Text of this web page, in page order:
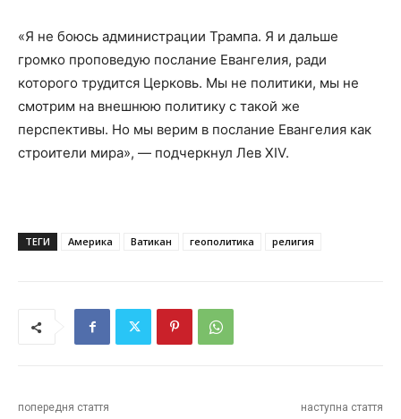
«Я не боюсь администрации Трампа. Я и дальше
громко проповедую послание Евангелия, ради
которого трудится Церковь. Мы не политики, мы не
смотрим на внешнюю политику с такой же
перспективы. Но мы верим в послание Евангелия как
строители мира», — подчеркнул Лев XIV.
ТЕГИ Америка Ватикан геополитика религия
попередня стаття наступна стаття